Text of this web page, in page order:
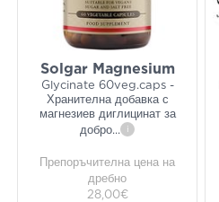
Solgar Magnesium
Glycinate 60veg.caps -
Хранителна добавка с
магнезиев диглицинат за
добро... i
Препоръчителна цена на
дребно
28,00€